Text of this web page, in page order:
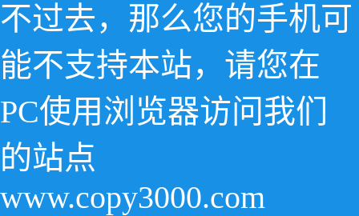
不过去，那么您的手机可
能不支持本站，请您在
PC使用浏览器访问我们
的站点
www.copy3000.com